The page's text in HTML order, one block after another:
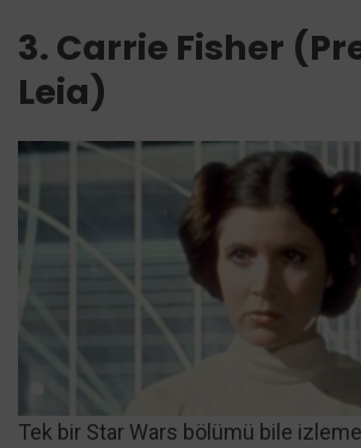
3. Carrie Fisher
Leia)
Tek bir Star Wars bölümü bile